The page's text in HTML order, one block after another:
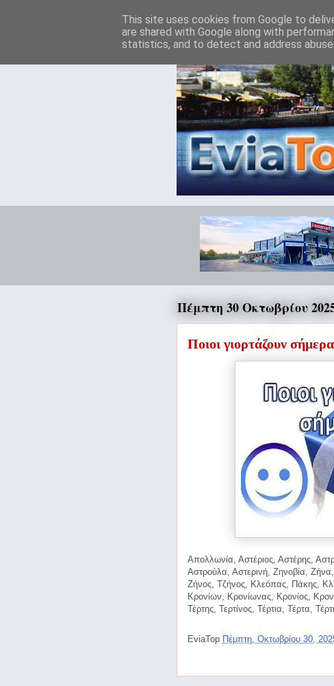
Πέμπτη 30 Οκτωβρίου
Ποιοι γιορτάζουν
Απολλωνία, Αστέριος, Αστέρης,
Αστρούλα, Αστερινή, Ζηνοβία,
Ζήνος, Τζήνος, Κλεόπας, Πάκης,
Κρονίων, Κρονίωνας, Κρονίος,
Τέρτης, Τερτίνος, Τέρτια, Τέρτα,
EviaTop Πέμπτη, Οκτωβρίου 30,
This site uses cookies from Google to
are shared with Google along with
statistics, and to detect and address abuse.